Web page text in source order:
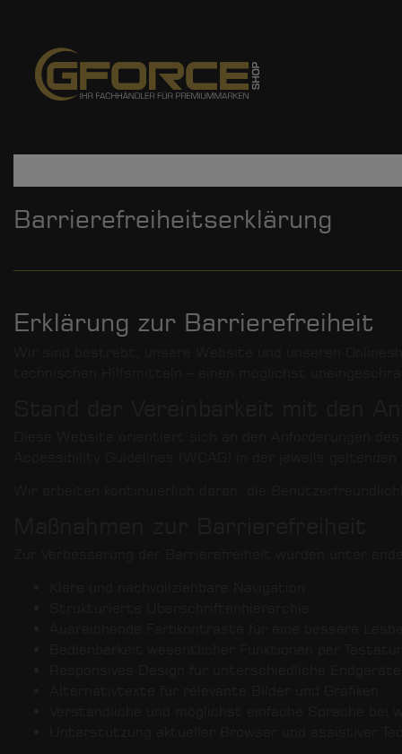
Barrierefreiheitserklärung
Erklärung zur Barrierefreiheit
Verständliche und möglichst einfache Sprache bei
Unterstützung aktueller Browser und assistiver